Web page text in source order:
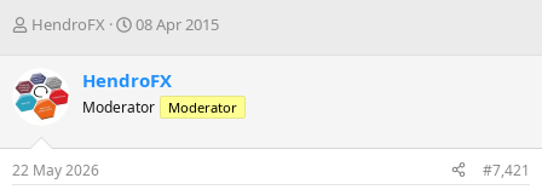
T
e
a
s
t
HendroFX
S
r
t
a
08 Apr 2015
HendroFX
Moderator Moderator
22 May 2026 #7,421